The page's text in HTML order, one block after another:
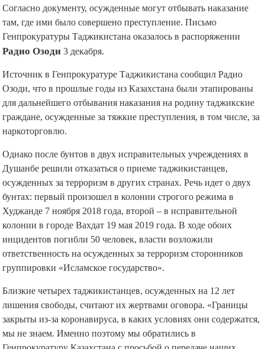
Согласно документу, осужденные могут отбывать наказание
там, где ими было совершено преступление. Письмо
Генпрокуратуры Таджикистана оказалось в распоряжении
Радио Озоди 3 декабря.
Источник в Генпрокуратуре Таджикистана сообщил Радио
Озоди, что в прошлые годы из Казахстана были этапированы
для дальнейшего отбывания наказания на родину таджикские
граждане, осужденные за тяжкие преступления, в том числе, за
наркоторговлю.
Однако после бунтов в двух исправительных учреждениях в
Душанбе решили отказаться о приеме таджикистанцев,
осужденных за терроризм в других странах. Речь идет о двух
бунтах: первый произошел в колонии строгого режима в
Худжанде 7 ноября 2018 года, второй – в исправительной
колонии в городе Вахдат 19 мая 2019 года. В ходе обоих
инцидентов погибли 50 человек, власти возложили
ответственность на осужденных за терроризм сторонников
группировки «Исламское государство».
Близкие четырех таджикистанцев, осужденных на 12 лет
лишения свободы, считают их жертвами оговора. «Границы
закрыты из-за коронавируса, в каких условиях они содержатся,
мы не знаем. Именно поэтому мы обратились в